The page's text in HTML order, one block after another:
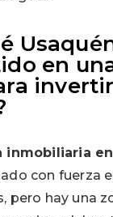
en
inmobiliaria
con fuerza
pero hay una